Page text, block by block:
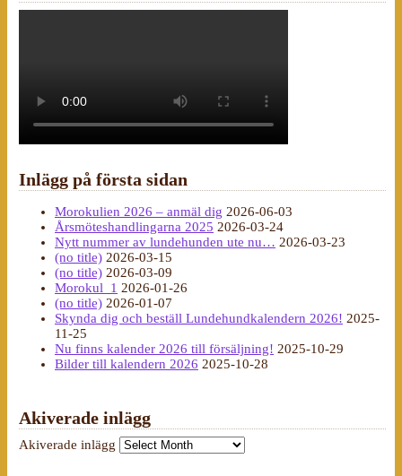
Inlägg på första sidan
Morokulien 2026 – anmäl dig 2026-06-03
Årsmöteshandlingarna 2025 2026-03-24
Nytt nummer av lundehunden ute nu… 2026-03-23
(no title) 2026-03-15
(no title) 2026-03-09
Morokul_1 2026-01-26
(no title) 2026-01-07
Skynda dig och beställ Lundehundkalendern 2026! 2025-
11-25
Nu finns kalender 2026 till försäljning! 2025-10-29
Bilder till kalendern 2026 2025-10-28
Akiverade inlägg
Akiverade inlägg